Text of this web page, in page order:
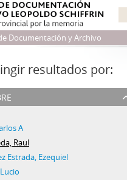
Documentación y Archivo
resultados por:
A
Raul
Estrada, Ezequiel